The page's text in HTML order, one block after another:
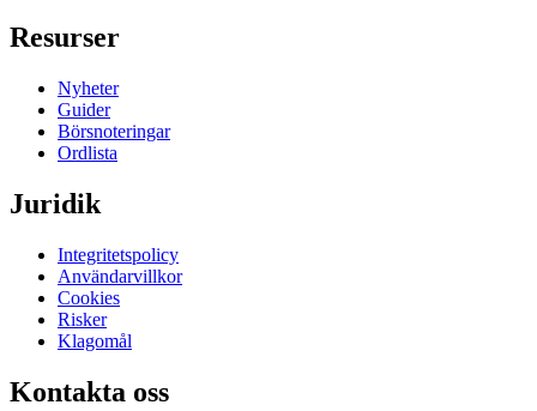
Resurser
Nyheter
Guider
Börsnoteringar
Ordlista
Juridik
Integritetspolicy
Användarvillkor
Cookies
Risker
Klagomål
Kontakta oss